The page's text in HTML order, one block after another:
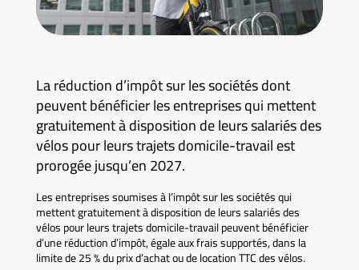
La réduction d’impôt sur les sociétés dont
peuvent bénéficier les entreprises qui mettent
gratuitement à disposition de leurs salariés des
vélos pour leurs trajets domicile-travail est
prorogée jusqu’en 2027.
Les entreprises soumises à l’impôt sur les sociétés qui
mettent gratuitement à disposition de leurs salariés des
vélos pour leurs trajets domicile-travail peuvent bénéficier
d’une réduction d’impôt, égale aux frais supportés, dans la
limite de 25 % du prix d’achat ou de location TTC des vélos.